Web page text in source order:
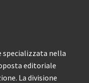
specializzata nella
editoriale
La divisione